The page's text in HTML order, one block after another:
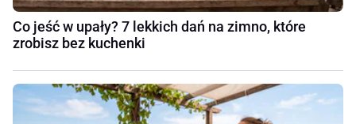
Co jeść w upały? 7 lekkich dań na zimno, które
zrobisz bez kuchenki